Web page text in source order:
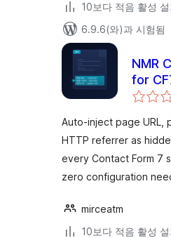
10보다 적음 활성 설
6.9.6(와)과 시험됨
NMR
for
Auto-inject page URL,
HTTP referrer as
every Contact Form 7
zero configuration
mirceatm
10보다 적음 활성 설